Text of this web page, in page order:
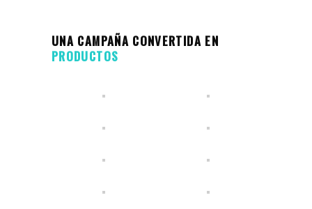
UNA CAMPAÑA CONVERTIDA EN
PRODUCTOS